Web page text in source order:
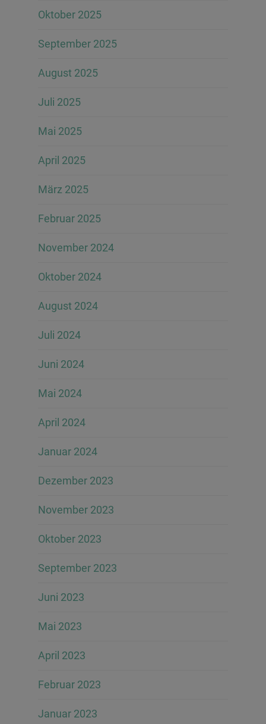
Oktober 2025
September 2025
August 2025
Juli 2025
Mai 2025
April 2025
März 2025
Februar 2025
November 2024
Oktober 2024
August 2024
Juli 2024
Juni 2024
Mai 2024
April 2024
Januar 2024
Dezember 2023
November 2023
Oktober 2023
September 2023
Juni 2023
Mai 2023
April 2023
Februar 2023
Januar 2023